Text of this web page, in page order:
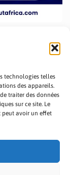
technologies telles
des appareils.
traiter des données
sur ce site. Le
peut avoir un effet
PROPOS